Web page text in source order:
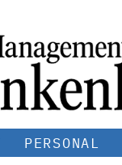
PERSONAL